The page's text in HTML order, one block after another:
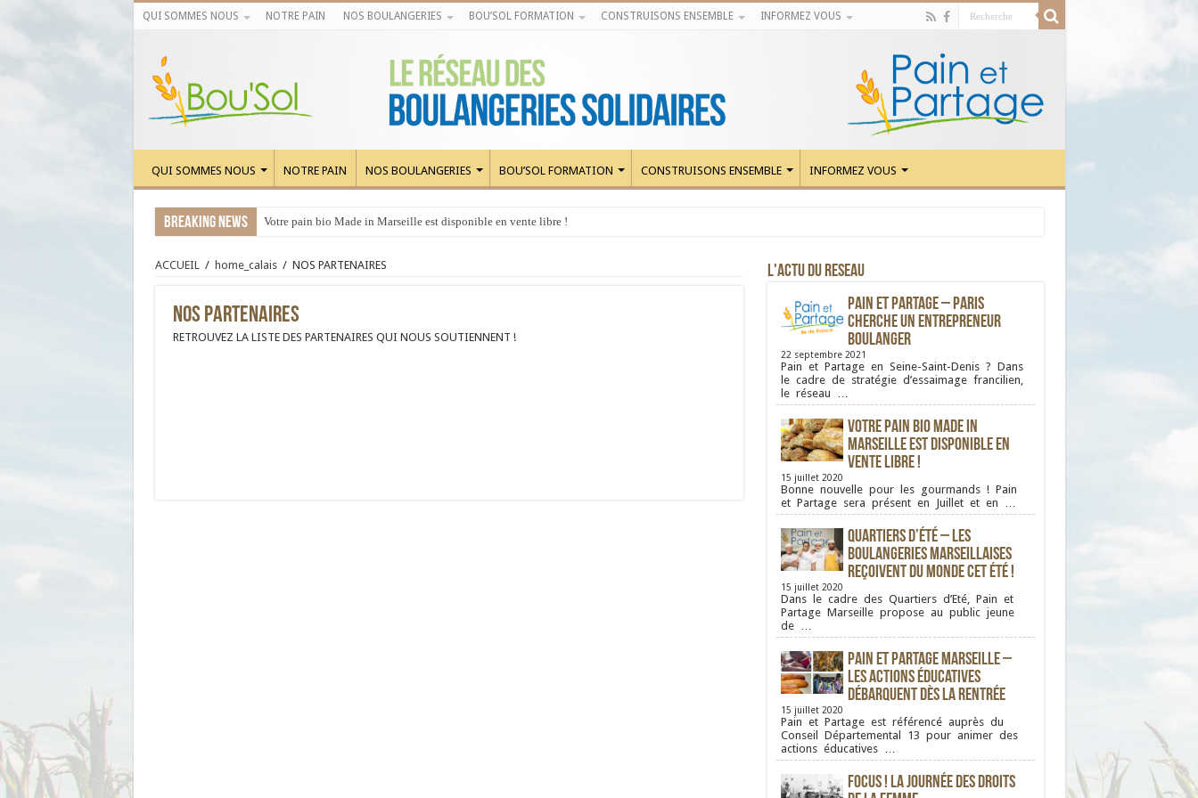
QUI SOMMES NOUS NOTRE PAIN NOS BOULANGERIES BOU’SOL FORMATION CONSTRUISONS ENSEMBLE INFORMEZ VOUS
QUI SOMMES NOUS NOTRE PAIN NOS BOULANGERIES BOU’SOL FORMATION CONSTRUISONS ENSEMBLE INFORMEZ VOUS
Breaking News Votre pain bio Made in Marseille est disponible en vente libre !
ACCUEIL / home_calais / NOS PARTENAIRES
NOS PARTENAIRES
RETROUVEZ LA LISTE DES PARTENAIRES QUI NOUS SOUTIENNENT !
L'ACTU DU RESEAU
Pain et Partage – Paris
cherche un entrepreneur
boulanger
22 septembre 2021
Pain et Partage en Seine-Saint-Denis ? Dans
le cadre de stratégie d’essaimage francilien,
le réseau …
Votre pain bio Made in
Marseille est disponible en
vente libre !
15 juillet 2020
Bonne nouvelle pour les gourmands ! Pain
et Partage sera présent en Juillet et en …
Quartiers d’été – Les
boulangeries Marseillaises
reçoivent du monde cet été !
15 juillet 2020
Dans le cadre des Quartiers d’Eté, Pain et
Partage Marseille propose au public jeune
de …
Pain et Partage Marseille –
Les actions éducatives
débarquent dès la rentrée
15 juillet 2020
Pain et Partage est référencé auprès du
Conseil Départemental 13 pour animer des
actions éducatives …
FOCUS ! La journée des droits